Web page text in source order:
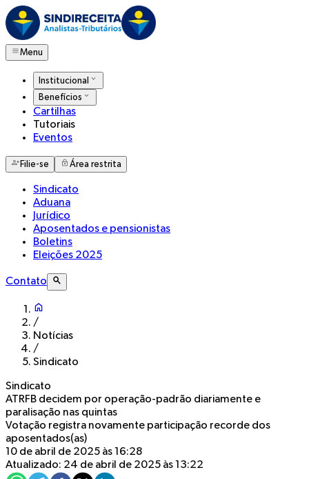
Menu
Institucional
Benefícios
Cartilhas
Tutoriais
Eventos
Filie-se Área restrita
Sindicato
Aduana
Jurídico
Aposentados e pensionistas
Boletins
Eleições 2025
Contato
/
Notícias
/
Sindicato
Sindicato
ATRFB decidem por operação-padrão diariamente e
paralisação nas quintas
Votação registra novamente participação recorde dos
aposentados(as)
10 de abril de 2025 às 16:28
Atualizado: 24 de abril de 2025 às 13:22